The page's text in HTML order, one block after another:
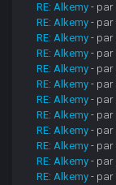
RE: Alkemy - par
RE: Alkemy - par
RE: Alkemy - par
RE: Alkemy - par
RE: Alkemy - par
RE: Alkemy - par
RE: Alkemy - par
RE: Alkemy - par
RE: Alkemy - par
RE: Alkemy - par
RE: Alkemy - par
RE: Alkemy - par